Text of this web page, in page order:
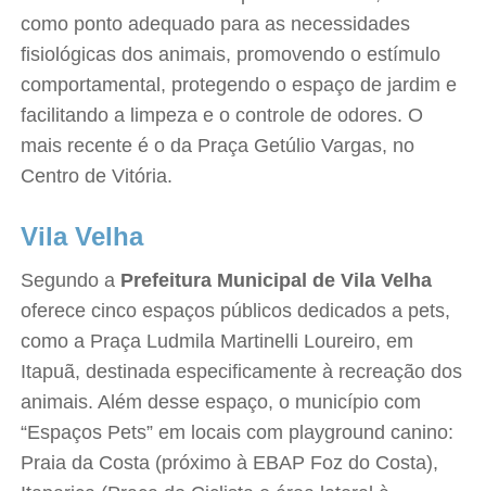
como ponto adequado para as necessidades
fisiológicas dos animais, promovendo o estímulo
comportamental, protegendo o espaço de jardim e
facilitando a limpeza e o controle de odores. O
mais recente é o da Praça Getúlio Vargas, no
Centro de Vitória.
Vila Velha
Segundo a Prefeitura Municipal de Vila Velha
oferece cinco espaços públicos dedicados a pets,
como a Praça Ludmila Martinelli Loureiro, em
Itapuã, destinada especificamente à recreação dos
animais. Além desse espaço, o município com
“Espaços Pets” em locais com playground canino:
Praia da Costa (próximo à EBAP Foz do Costa),